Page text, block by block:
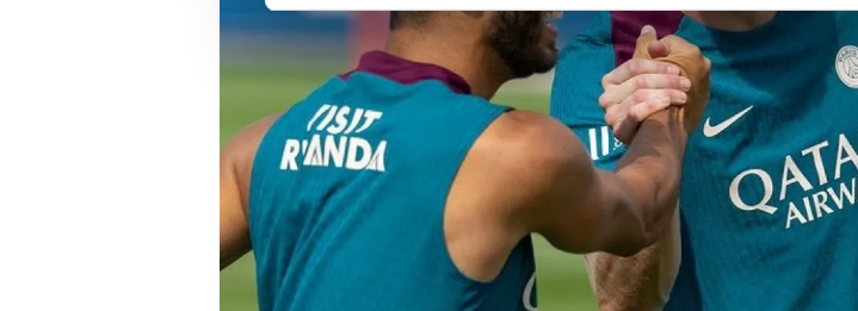
Sizlere daha iyi bir hizmet sunabilmek için İnternet Sitemizde
çerezler vasıtasıyla çeşitli kişisel verileriniz işlenmekte olup gerekli
amacıyla kullanılmaktadır. Diğer çerezler, sitemizin daha işlevsel
reklam/pazarlama faaliyetlerinin yapılması, amaçlarıyla sınırlı olarak
Çerezlere ilişkin tercihlerinizi aşağıda yer alan panel vasıtasıyla
butonuna tıklayabilir,
Çerez Bilgilendirme Metnimizi ziyaret
6698 sayılı Kişisel Verilerin Korunması Kanunu uyarınca
mevzuata uygun olarak kullanılan çerezlerle ilgili bilgi almak için lütfen